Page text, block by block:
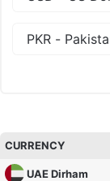
CURRENCY
UAE Dirham